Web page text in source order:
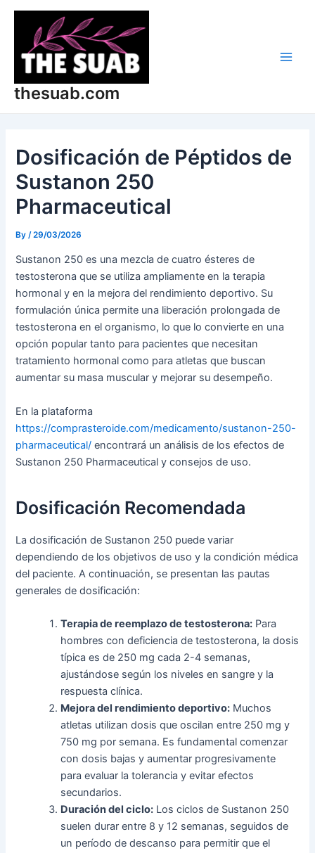
Skip
content
thesuab.com
Dosificación de Péptidos de
Sustanon 250
Pharmaceutical
By/29/03/2026
Sustanon 250 es una mezcla de cuatro ésteres de
testosterona que se utiliza ampliamente en la terapia
hormonal y en la mejora del rendimiento deportivo. Su
formulación única permite una liberación prolongada de
testosterona en el organismo, lo que lo convierte en una
opción popular tanto para pacientes que necesitan
tratamiento hormonal como para atletas que buscan
aumentar su masa muscular y mejorar su desempeño.
En la plataforma
https://comprasteroide.com/medicamento/sustanon-250-
pharmaceutical/ encontrará un análisis de los efectos de
Sustanon 250 Pharmaceutical y consejos de uso.
Dosificación Recomendada
La dosificación de Sustanon 250 puede variar
dependiendo de los objetivos de uso y la condición médica
del paciente. A continuación, se presentan las pautas
generales de dosificación:
Terapia de reemplazo de testosterona: Para
hombres con deficiencia de testosterona, la dosis
típica es de 250 mg cada 2-4 semanas,
ajustándose según los niveles en sangre y la
respuesta clínica.
Mejora del rendimiento deportivo: Muchos
atletas utilizan dosis que oscilan entre 250 mg y
750 mg por semana. Es fundamental comenzar
con dosis bajas y aumentar progresivamente
para evaluar la tolerancia y evitar efectos
secundarios.
Duración del ciclo: Los ciclos de Sustanon 250
suelen durar entre 8 y 12 semanas, seguidos de
un período de descanso para permitir que el
Post
navigation